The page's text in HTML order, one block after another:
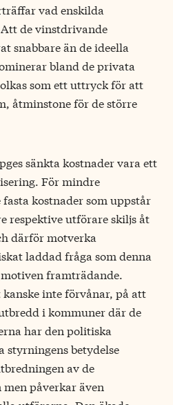
vad enskilda
de vinstdrivande
snabbare än de ideella
bland de privata
som ett uttryck för att
åtminstone för de större
sänkta kostnader vara ett
För mindre
kostnader som uppstår
respektive utförare skiljs åt
därför motverka
laddad fråga som denna
framträdande.
inte förvånar, på att
i kommuner där de
har den politiska
styrningens betydelse
av de
påverkar även